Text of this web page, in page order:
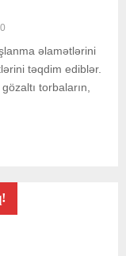
0
əlamətlərini
təqdim ediblər.
torbaların,